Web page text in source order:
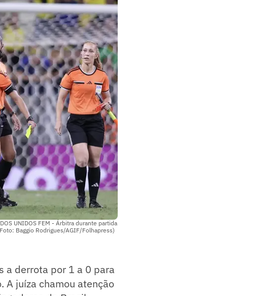
UNIDOS FEM - Árbitra durante partida
Baggio Rodrigues/AGIF/Folhapress)
a derrota por 1 a 0 para
A juíza chamou atenção